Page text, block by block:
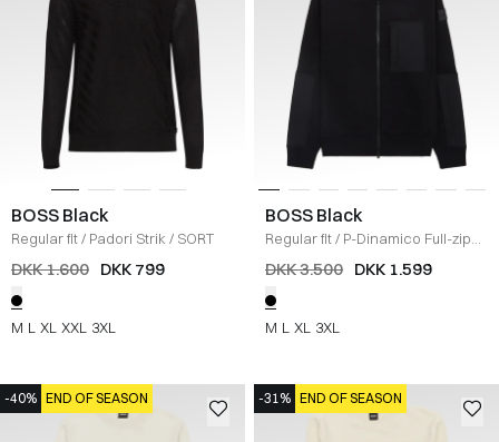
BOSS Black
Regular fit/ Padori Strik / SORT
DKK 1.600 DKK 799
M L XL XXL 3XL
BOSS Black
Regular fit/ P-Dinamico Full-zip
Striktrøje/ SORT
DKK 3.500 DKK 1.599
M L XL 3XL
-40% END OF SEASON -31% END OF SEASON